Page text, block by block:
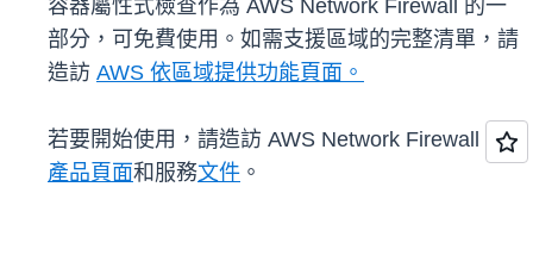
容器屬性式檢查作為 AWS Network Firewall 的一
部分，可免費使用。如需支援區域的完整清單，請
造訪 AWS 依區域提供功能頁面。
若要開始使用，請造訪 AWS Network Firewall 的
產品頁面和服務文件 。